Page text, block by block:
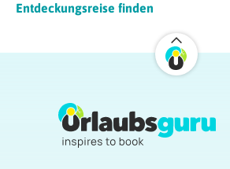
Entdeckungsreise finden